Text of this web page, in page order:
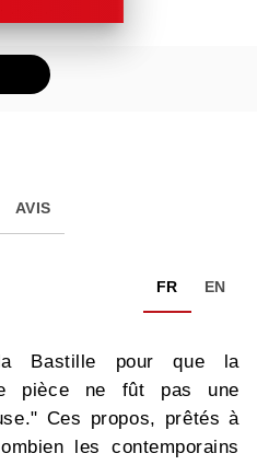
AVIS
FR EN
Bastille pour que la
pièce ne fût pas une
Ces propos, prêtés à
les contemporains